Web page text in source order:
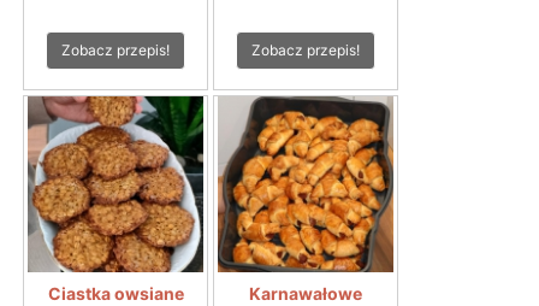
Zobacz przepis! Zobacz przepis!
Ciastka owsiane
Karnawałowe